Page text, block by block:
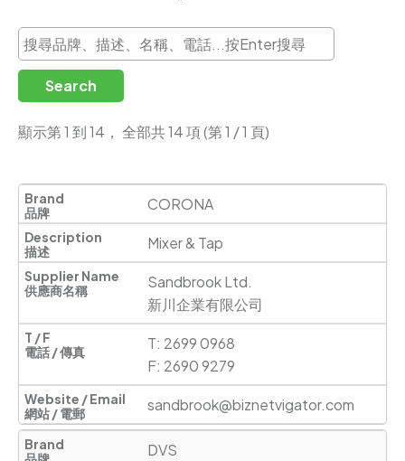
Search
顯示第 1 到 14， 全部共 14 項 (第 1 / 1 頁)
CORONA
Mixer & Tap
Sandbrook Ltd.
新川企業有限公司
T: 2699 0968
F: 2690 9279
sandbrook@biznetvigator.com
DVS